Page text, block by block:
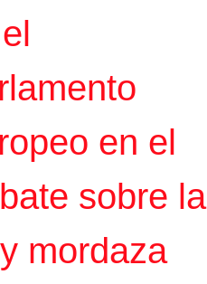
en el
sobre la
mordaza